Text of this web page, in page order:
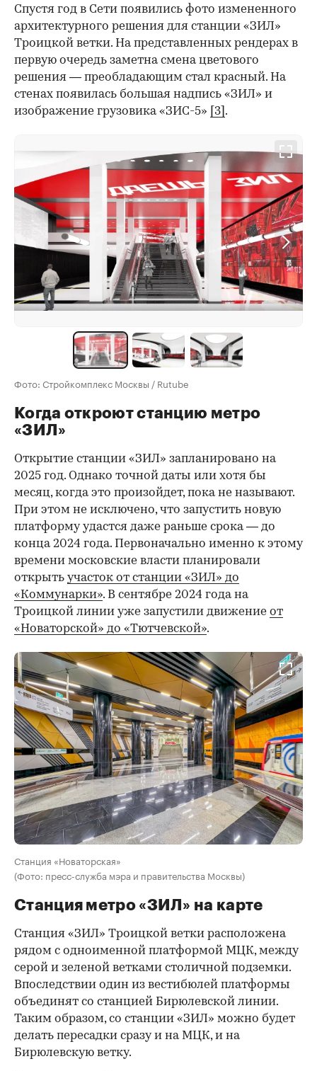
Спустя год в Сети появились фото измененного
архитектурного решения для станции «ЗИЛ»
Троицкой ветки. На представленных рендерах в
первую очередь заметна смена цветового
решения — преобладающим стал красный. На
стенах появилась большая надпись «ЗИЛ» и
изображение грузовика «ЗИС-5»
[3] .
Фото: Стройкомплекс Москвы / Rutube
Когда откроют станцию метро
«ЗИЛ»
Открытие станции «ЗИЛ» запланировано на
2025 год. Однако точной даты или хотя бы
месяц, когда это произойдет, пока не называют.
При этом не исключено, что запустить новую
платформу удастся даже раньше срока — до
конца 2024 года. Первоначально именно к этому
времени московские власти планировали
открыть участок от станции «ЗИЛ» до
«Коммунарки». В сентябре 2024 года на
Троицкой линии уже запустили движение от
«Новаторской» до «Тютчевской».
Станция «Новаторская»
(Фото: пресс-служба мэра и правительства Москвы)
Станция метро «ЗИЛ» на карте
Станция «ЗИЛ» Троицкой ветки расположена
рядом с одноименной платформой МЦК, между
серой и зеленой ветками столичной подземки.
Впоследствии один из вестибюлей платформы
объединят со станцией Бирюлевской линии.
Таким образом, со станции «ЗИЛ» можно будет
делать пересадки сразу и на МЦК, и на
Бирюлевскую ветку.